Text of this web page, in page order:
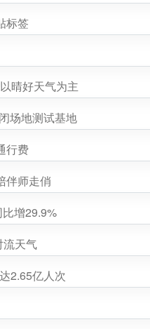
标签
晴好天气为主
场地测试基地
行费
伴师走俏
增29.9%
流天气
2.65亿人次